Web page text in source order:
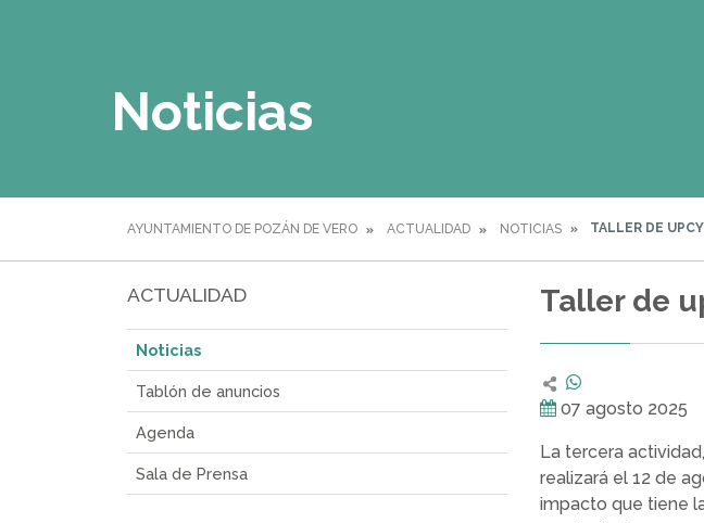
Noticias
AYUNTAMIENTO DE POZÁN DE VERO ACTUALIDAD NOTICIAS TALLER DE
ACTUALIDAD
Noticias
Tablón de anuncios
Agenda
Sala de Prensa
Taller de
07 agosto 2025
La tercera
realizará el 12 de
impacto que tiene